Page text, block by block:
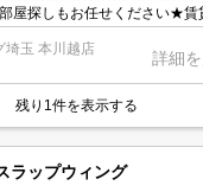
屋探しもお任せください★賃
ングへ★
埼玉 本川越店
詳細
残り1件を表示する
ラップウィング